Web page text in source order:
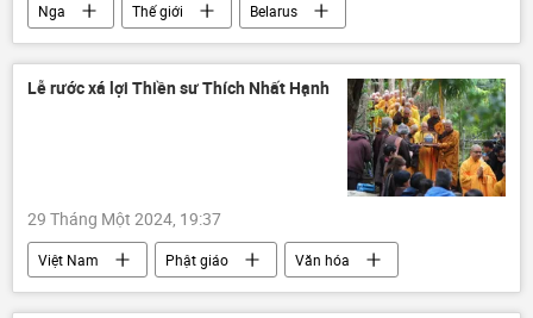
Nga Thế giới
Belarus
Chính trị
Vladimir Putin
Alexandr Lukashenko
Lễ rước xá lợi Thiền sư Thích Nhất Hạnh
29 Tháng Một 2024, 19:37
Việt Nam Phật giáo
Văn hóa
lễ hội
Xã hội Huế